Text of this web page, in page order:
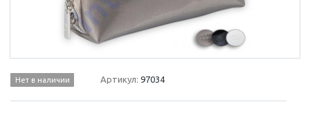
Нет в наличии Артикул:97034